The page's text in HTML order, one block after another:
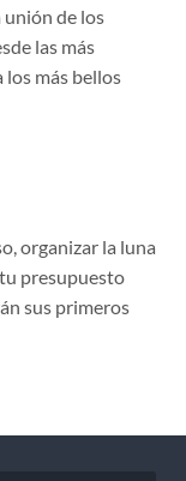
de los
las más
más bellos
organizar la luna
presupuesto
sus primeros